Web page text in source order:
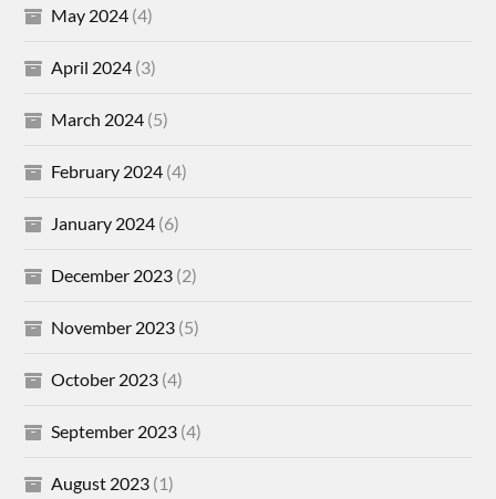
May 2024 (4)
April 2024 (3)
March 2024 (5)
February 2024 (4)
January 2024 (6)
December 2023 (2)
November 2023 (5)
October 2023 (4)
September 2023 (4)
August 2023 (1)